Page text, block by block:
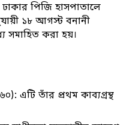
পিজি হাসপাতালে
১৮ আগস্ট বনানী
সমাহিত করা হয়।
এটি তাঁর প্রথম কাব্যগ্রন্থ